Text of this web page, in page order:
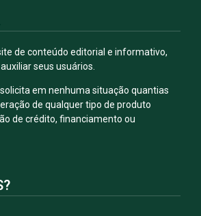
de conteúdo editorial e informativo,
seus usuários.
em nenhuma situação quantias
de qualquer tipo de produto
de crédito, financiamento ou